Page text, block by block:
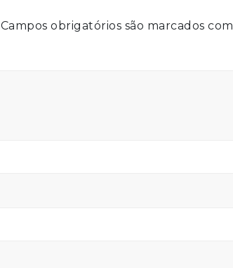
Campos obrigatórios são marcados com